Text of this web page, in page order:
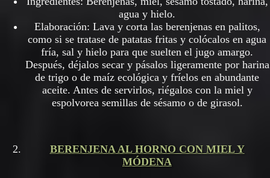
agua y hielo.
Elaboración: Lava y corta las berenjenas en palitos,
como si se tratase de patatas fritas y colócalos en agua
fría, sal y hielo para que suelten el jugo amargo.
Después, déjalos secar y pásalos ligeramente por harina
de trigo o de maíz ecológica y fríelos en abundante
aceite. Antes de servirlos, riégalos con la miel y
espolvorea semillas de sésamo o de girasol.
BERENJENA AL HORNO CON MIEL Y
MÓDENA